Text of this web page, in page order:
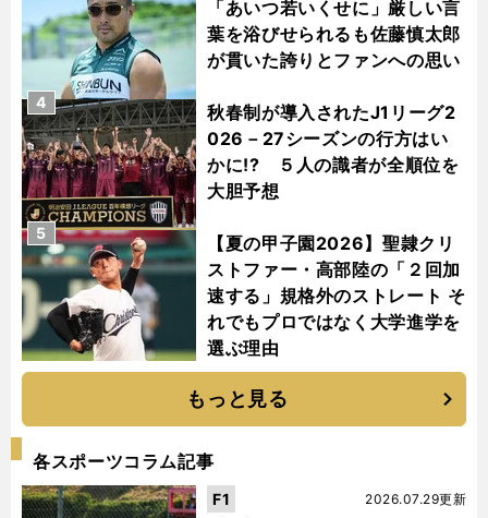
「あいつ若いくせに」厳しい言
葉を浴びせられるも佐藤慎太郎
が貫いた誇りとファンへの思い
秋春制が導入されたJ1リーグ2
026－27シーズンの行方はい
かに!? ５人の識者が全順位を
大胆予想
4
【夏の甲子園2026】聖隷クリ
ストファー・高部陸の「２回加
速する」規格外のストレート そ
れでもプロではなく大学進学を
選ぶ理由
5
もっと見る
各スポーツコラム記事
2026.07.29更新
F1